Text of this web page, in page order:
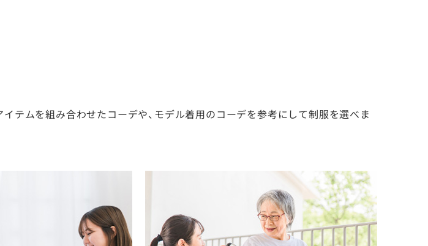
テムを組み合わせたコーデや、モデル着用のコーデを参考にして制服を選べま